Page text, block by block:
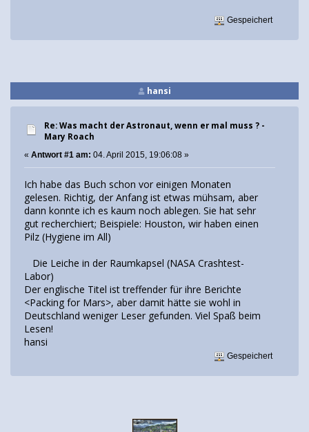
Gespeichert
hansi
Re: Was macht der Astronaut, wenn er mal muss ? -
Mary Roach
« Antwort #1 am: 04. April 2015, 19:06:08 »
Ich habe das Buch schon vor einigen Monaten
gelesen. Richtig, der Anfang ist etwas mühsam, aber
dann konnte ich es kaum noch ablegen. Sie hat sehr
gut recherchiert; Beispiele: Houston, wir haben einen
Pilz (Hygiene im All)
Die Leiche in der Raumkapsel (NASA Crashtest-
Labor)
Der englische Titel ist treffender für ihre Berichte
<Packing for Mars>, aber damit hätte sie wohl in
Deutschland weniger Leser gefunden. Viel Spaß beim
Lesen!
hansi
Gespeichert